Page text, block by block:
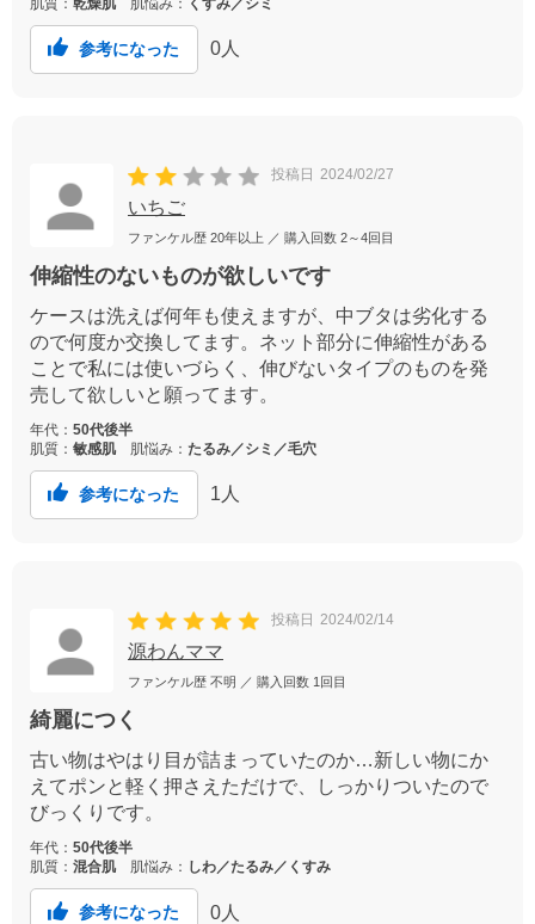
参考になった 0 人
投稿日 2024/02/27
いちご
ファンケル歴 20年以上 ／ 購入回数 2～4回目
伸縮性のないものが欲しいです
ケースは洗えば何年も使えますが、中ブタは劣化する
ので何度か交換してます。ネット部分に伸縮性がある
ことで私には使いづらく、伸びないタイプのものを発
売して欲しいと願ってます。
年代： 50代後半
肌質： 敏感肌 肌悩み： たるみ／シミ／毛穴
参考になった 1 人
投稿日 2024/02/14
源わんママ
ファンケル歴 不明 ／ 購入回数 1回目
綺麗につく
古い物はやはり目が詰まっていたのか…新しい物にか
えてポンと軽く押さえただけで、しっかりついたので
びっくりです。
年代： 50代後半
肌質： 混合肌 肌悩み： しわ／たるみ／くすみ
参考になった 0 人